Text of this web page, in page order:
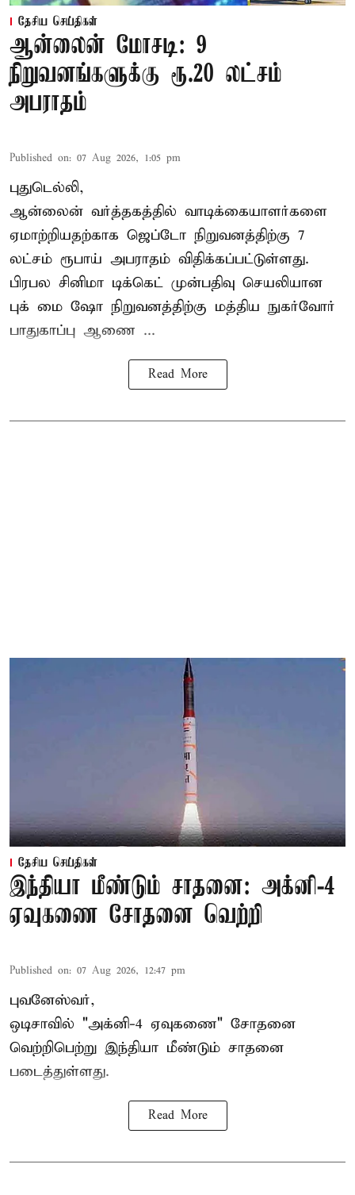
தேசிய செய்திகள்
ஆன்லைன் மோசடி: 9
நிறுவனங்களுக்கு ரூ.20 லட்சம்
அபராதம்
Published on: 07 Aug 2026, 1:05 pm
புதுடெல்லி,
ஆன்லைன் வர்த்தகத்தில் வாடிக்கையாளர்களை
ஏமாற்றியதற்காக ஜெப்டோ நிறுவனத்திற்கு 7
லட்சம் ரூபாய் அபராதம் விதிக்கப்பட்டுள்ளது.
பிரபல சினிமா டிக்கெட் முன்பதிவு செயலியான
புக் மை ஷோ நிறுவனத்திற்கு மத்திய நுகர்வோர்
பாதுகாப்பு ஆணை ...
Read More
தேசிய செய்திகள்
இந்தியா மீண்டும் சாதனை: அக்னி-4
ஏவுகணை சோதனை வெற்றி
Published on: 07 Aug 2026, 12:47 pm
புவனேஸ்வர்,
ஒடிசாவில் "அக்னி-4 ஏவுகணை" சோதனை
வெற்றிபெற்று இந்தியா மீண்டும் சாதனை
படைத்துள்ளது.
Read More